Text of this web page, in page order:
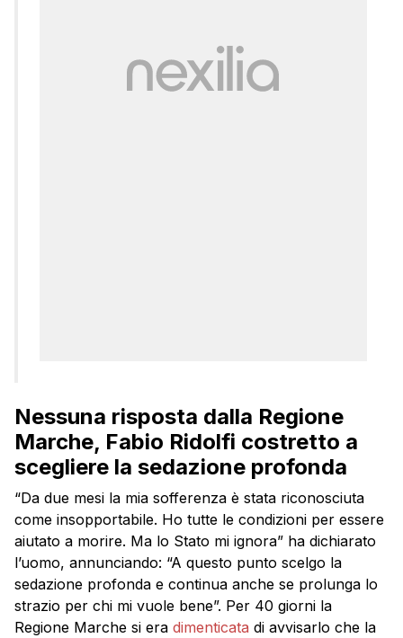
Nessuna risposta dalla Regione
Marche, Fabio Ridolfi costretto a
scegliere la sedazione profonda
“Da due mesi la mia sofferenza è stata riconosciuta
come insopportabile. Ho tutte le condizioni per essere
aiutato a morire. Ma lo Stato mi ignora” ha dichiarato
l’uomo, annunciando: “A questo punto scelgo la
sedazione profonda e continua anche se prolunga lo
strazio per chi mi vuole bene”. Per 40 giorni la
Regione Marche si era dimenticata di avvisarlo che la